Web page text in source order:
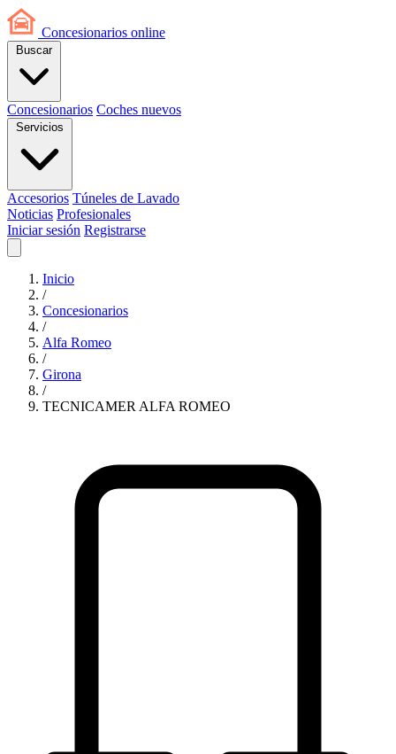
Concesionarios online
Buscar
Concesionarios Coches nuevos
Servicios
Accesorios Túneles de Lavado
Noticias Profesionales
Iniciar sesión Registrarse
Inicio
/
Concesionarios
/
Alfa Romeo
/
Girona
/
TECNICAMER ALFA ROMEO